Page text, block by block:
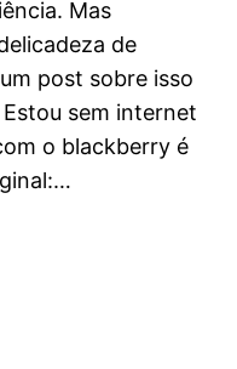
Mas
de
post sobre isso
sem internet
o blackberry é